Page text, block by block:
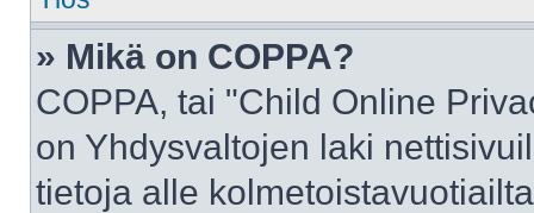
» Mikä on COPPA?
COPPA, tai "Child Online
on Yhdysvaltojen laki
tietoja alle